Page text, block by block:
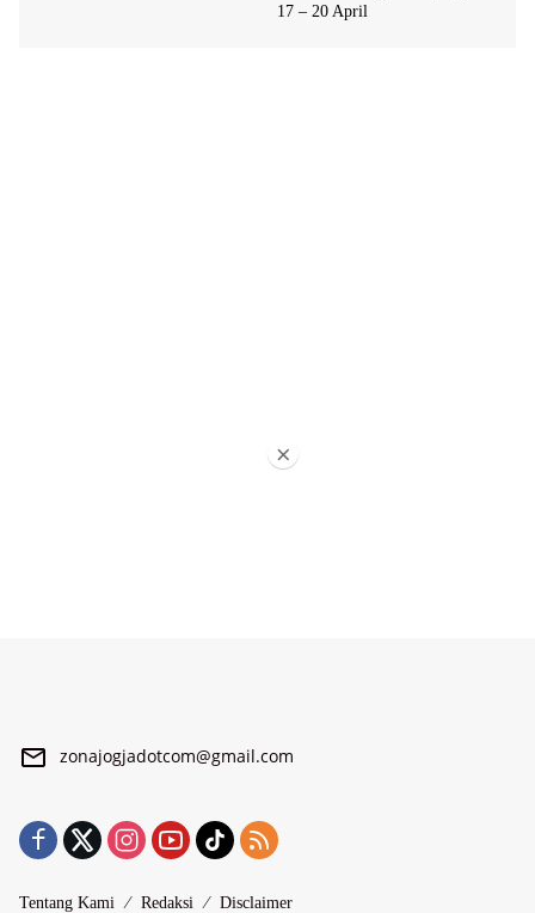
17 – 20 April
zonajogjadotcom@gmail.com
Tentang Kami Redaksi Disclaimer
×